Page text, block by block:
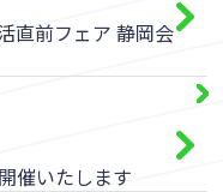
直前フェア 静岡会
催いたします